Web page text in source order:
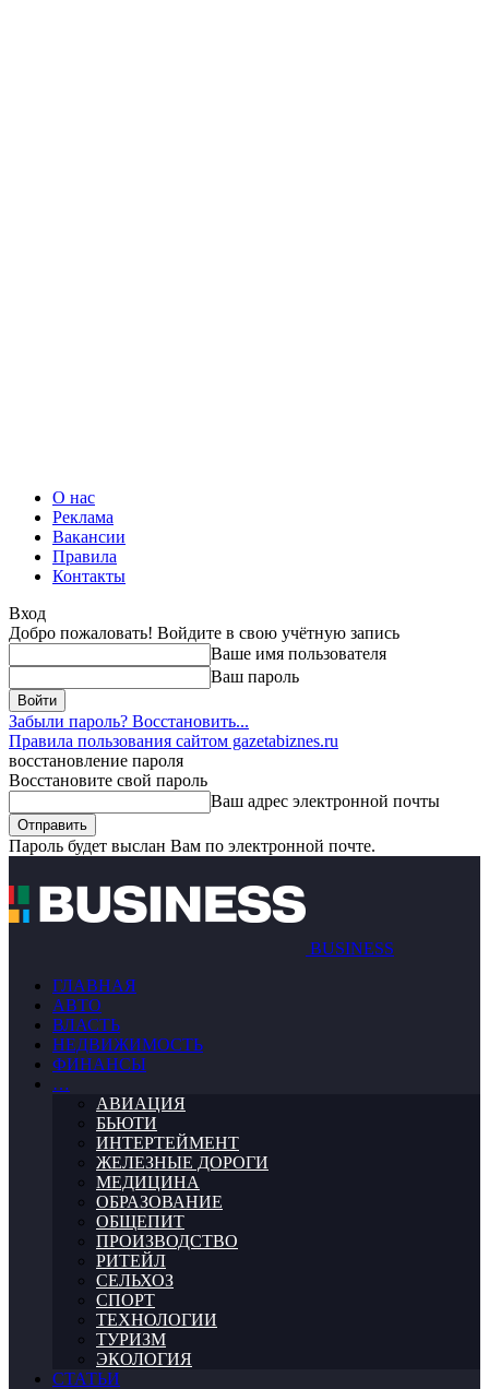
О нас
Реклама
Вакансии
Правила
Контакты
Вход
Добро пожаловать! Войдите в свою учётную запись
Ваше имя пользователя
Ваш пароль
Забыли пароль? Восстановить...
Правила пользования сайтом gazetabiznes.ru
восстановление пароля
Восстановите свой пароль
Ваш адрес электронной почты
Пароль будет выслан Вам по электронной почте.
BUSINESS
ГЛАВНАЯ
АВТО
ВЛАСТЬ
НЕДВИЖИМОСТЬ
ФИНАНСЫ
…
АВИАЦИЯ
БЬЮТИ
ИНТЕРТЕЙМЕНТ
ЖЕЛЕЗНЫЕ ДОРОГИ
МЕДИЦИНА
ОБРАЗОВАНИЕ
ОБЩЕПИТ
ПРОИЗВОДСТВО
РИТЕЙЛ
СЕЛЬХОЗ
СПОРТ
ТЕХНОЛОГИИ
ТУРИЗМ
ЭКОЛОГИЯ
СТАТЬИ